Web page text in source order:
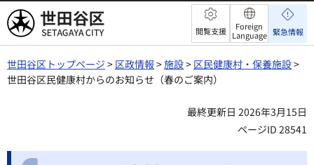
世田谷区 閲覧支援
Foreign
Language 緊急情報
世田谷区トップページ > 区政情報 >施設> 区民健康村・保養施設>
世田谷区民健康村からのお知らせ（春のご案内）
最終更新日 2026年3月15日
ページID 28541